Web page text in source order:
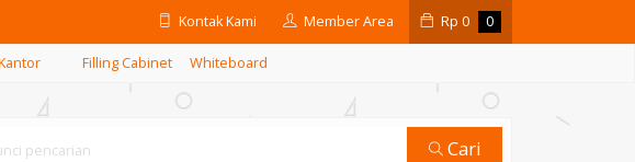
Kontak Kami Member Area Rp 0 0
Filling Cabinet Whiteboard
Cari